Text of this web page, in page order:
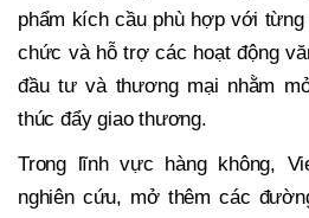
phẩm kích cầu phù hợp với
chức và hỗ trợ các hoạt động
đầu tư và thương mại nhằm
thúc đẩy giao thương.
Trong lĩnh vực hàng không,
nghiên cứu, mở thêm các